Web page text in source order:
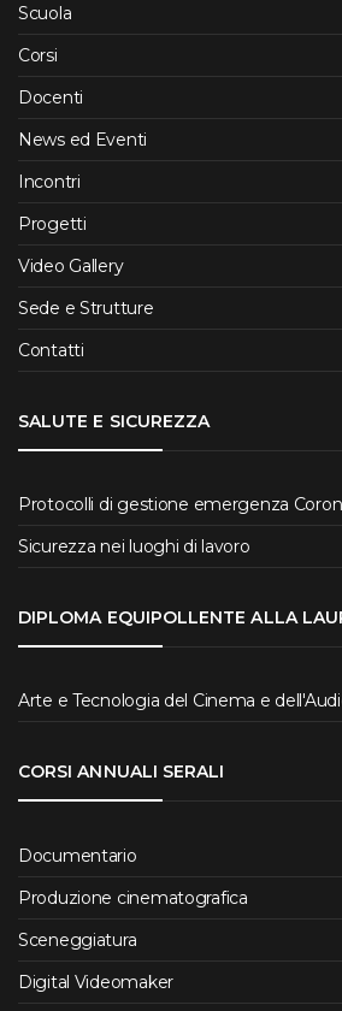
Scuola
Corsi
Docenti
News ed Eventi
Incontri
Progetti
Video Gallery
Sede e Strutture
Contatti
SALUTE E SICUREZZA
Protocolli di gestione emergenza
Sicurezza nei luoghi di lavoro
DIPLOMA EQUIPOLLENTE ALLA
Arte e Tecnologia del Cinema e
CORSI ANNUALI SERALI
Documentario
Produzione cinematografica
Sceneggiatura
Digital Videomaker